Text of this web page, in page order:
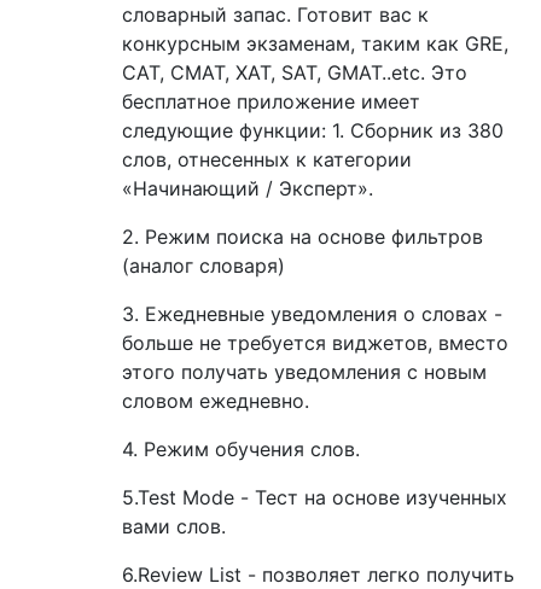
словарный запас. Готовит вас к
конкурсным экзаменам, таким как GRE,
CAT, CMAT, XAT, SAT, GMAT..etc. Это
бесплатное приложение имеет
следующие функции: 1. Сборник из 380
слов, отнесенных к категории
«Начинающий / Эксперт».
2. Режим поиска на основе фильтров
(аналог словаря)
3. Ежедневные уведомления о словах -
больше не требуется виджетов, вместо
этого получать уведомления с новым
словом ежедневно.
4. Режим обучения слов.
5.Test Mode - Тест на основе изученных
вами слов.
6.Review List - позволяет легко получить